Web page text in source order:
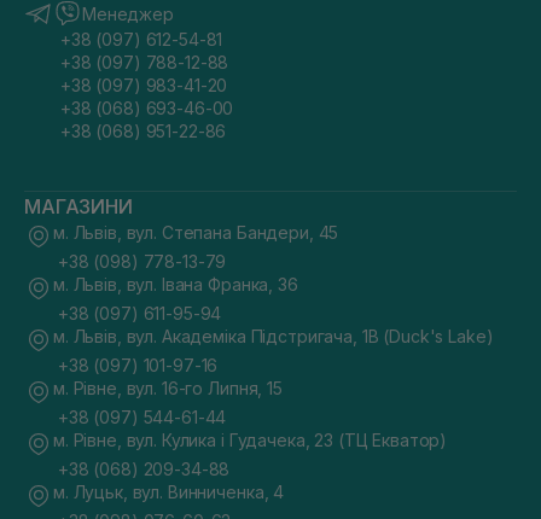
Менеджер
+38 (097) 612-54-81
+38 (097) 788-12-88
+38 (097) 983-41-20
+38 (068) 693-46-00
+38 (068) 951-22-86
МАГАЗИНИ
м. Львів, вул. Степана Бандери, 45
+38 (098) 778-13-79
м. Львів, вул. Івана Франка, 36
+38 (097) 611-95-94
м. Львів, вул. Академіка Підстригача, 1В (Duck's Lake)
+38 (097) 101-97-16
м. Рівне, вул. 16-го Липня, 15
+38 (097) 544-61-44
м. Рівне, вул. Кулика і Гудачека, 23 (ТЦ Екватор)
+38 (068) 209-34-88
м. Луцьк, вул. Винниченка, 4